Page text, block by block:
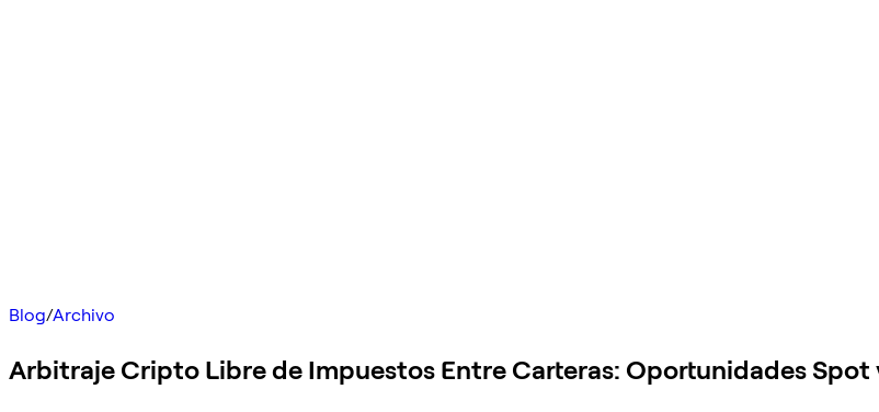
Blog/Archivo
Arbitraje Cripto Libre de Impuestos Entre Carteras: Oportunidades Spot